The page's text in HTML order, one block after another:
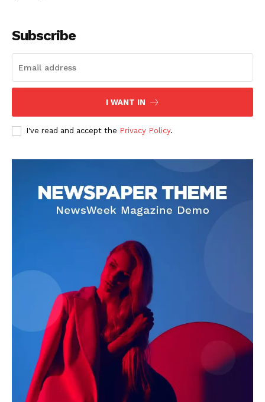
Subscribe
I WANT IN
I've read and accept the Privacy Policy.